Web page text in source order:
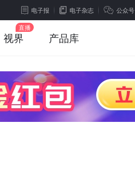
电子报 电子杂志 公众号
视界 产品库